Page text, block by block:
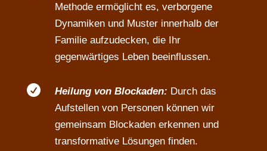
Methode ermöglicht es, verborgene
Dynamiken und Muster innerhalb der
Familie aufzudecken, die Ihr
gegenwärtiges Leben beeinflussen.
 Heilung von Blockaden: Durch das
Aufstellen von Personen können wir
gemeinsam Blockaden erkennen und
transformative Lösungen finden.